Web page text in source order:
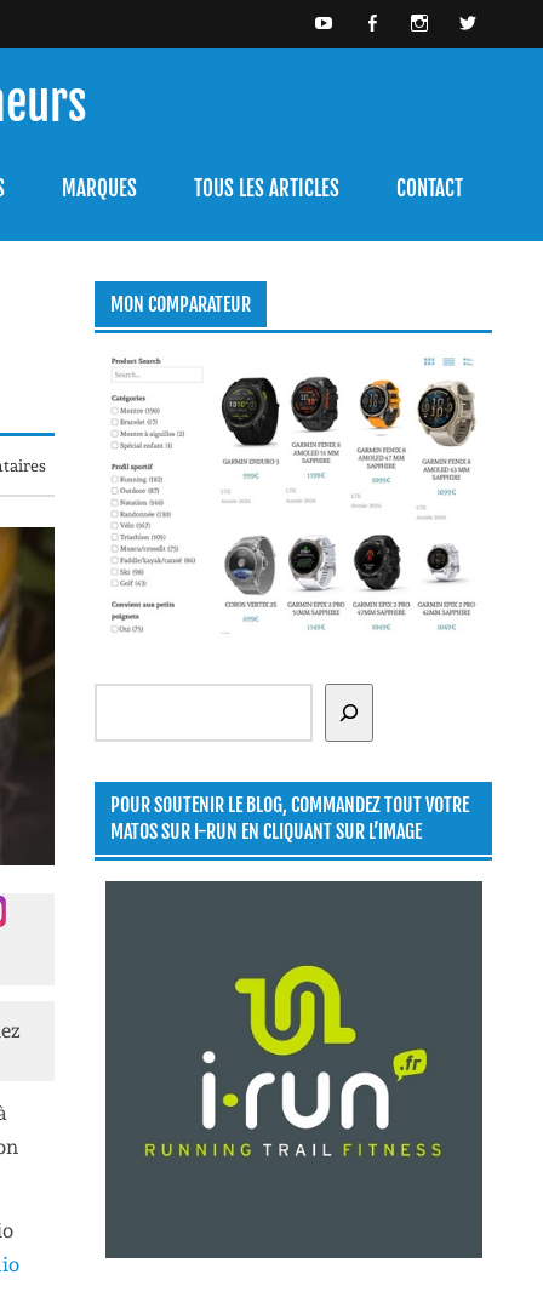
MARQUES TOUS LES ARTICLES CONTACT
MON COMPARATEUR
Rechercher
POUR SOUTENIR LE BLOG, COMMANDEZ TOUT VOTRE
MATOS SUR I-RUN EN CLIQUANT SUR L’IMAGE